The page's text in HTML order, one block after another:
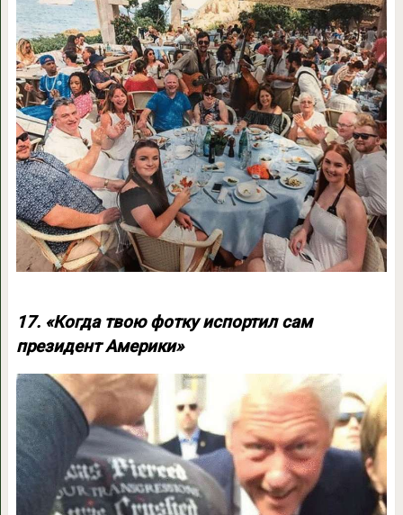
17. «Когда твою фотку испортил сам
президент Америки»